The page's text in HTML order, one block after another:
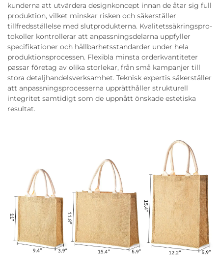
kunderna att utvärdera designkoncept innan de åtar sig full
produktion, vilket minskar risken och säkerställer
tillfredsställelse med slutprodukterna. Kvalitetssäkringspro­
tokoller kontrollerar att anpassningsdelarna uppfyller
specifikationer och hållbarhetsstandarder under hela
produktionsprocessen. Flexibla minsta orderkvantiteter
passar företag av olika storlekar, från små kampanjer till
stora detaljhandelsverksamhet. Teknisk expertis säkerställer
att anpassningsprocesserna upprätthåller strukturell
integritet samtidigt som de uppnått önskade estetiska
resultat.